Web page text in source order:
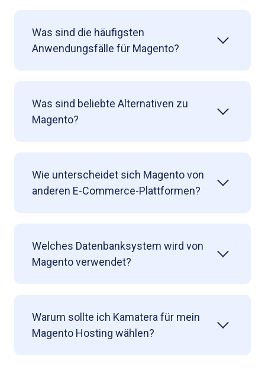
Was sind die häufigsten
Anwendungsfälle für Magento?
Was sind beliebte Alternativen zu
Magento?
Wie unterscheidet sich Magento von
anderen E-Commerce-Plattformen?
Welches Datenbanksystem wird von
Magento verwendet?
Warum sollte ich Kamatera für mein
Magento Hosting wählen?